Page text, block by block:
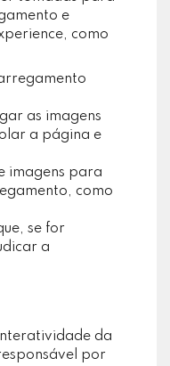
e
como
as imagens
a página e
imagens para
como
se for
a
da
por